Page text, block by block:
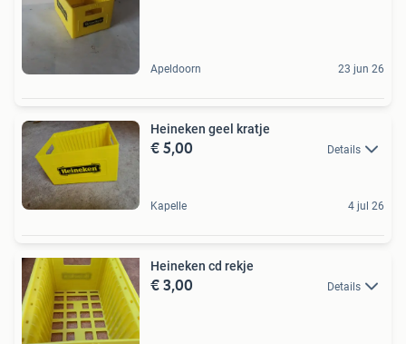
Apeldoorn 23 jun 26
Heineken geel kratje
€ 5,00 Details
Kapelle 4 jul 26
Heineken cd rekje
€ 3,00 Details